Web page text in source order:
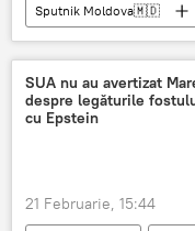
Sputnik Moldova🇲🇩
SUA nu au avertizat
despre legăturile
cu Epstein
21 Februarie, 15:44